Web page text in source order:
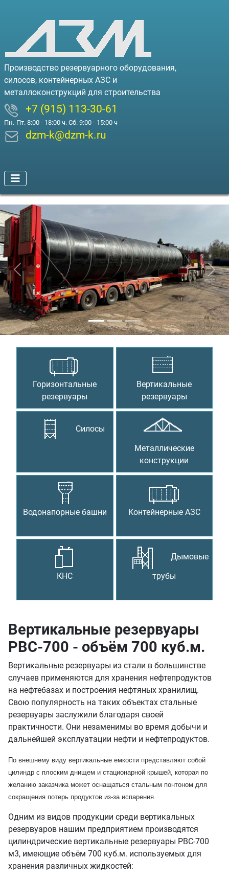
Производство резервуарного оборудования,
силосов, контейнерных АЗС и
металлоконструкций для строительства
+7 (915) 113-30-61
Пн.-Пт. 8:00 - 18:00 ч. Сб. 9:00 - 15:00 ч
dzm-k@dzm-k.ru
Предыдущий
Горизонтальные
резервуары
Вертикальные
резервуары
Силосы
Металлические
конструкции
Водонапорные башни Контейнерные АЗС
КНС
Дымовые
трубы
Вертикальные резервуары
РВС-700 - объём 700 куб.м.
Вертикальные резервуары из стали в большинстве
случаев применяются для хранения нефтепродуктов
на нефтебазах и построения нефтяных хранилищ.
Свою популярность на таких объектах стальные
резервуары заслужили благодаря своей
практичности. Они незаменимы во время добычи и
дальнейшей эксплуатации нефти и нефтепродуктов.
По внешнему виду вертикальные емкости представляют собой
цилиндр с плоским днищем и стационарной крышей, которая по
желанию заказчика может оснащаться стальным понтоном для
сокращения потерь продуктов из-за испарения.
Одним из видов продукции среди вертикальных
резервуаров нашим предприятием производятся
цилиндрические вертикальные резервуары РВС-700
м3, имеющие объём 700 куб.м. используемых для
хранения различных жидкостей: